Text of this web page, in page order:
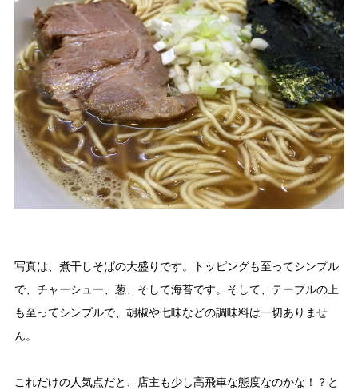
写真は、煮干しそばの大盛りです。トッピングも至ってシンプル
で、チャーシュー、葱、そして海苔です。そして、テーブルの上
も至ってシンプルで、胡椒や七味などの調味料は一切ありませ
ん。
これだけの人気点だと、店主も少し高飛車な態度なのかな！？と